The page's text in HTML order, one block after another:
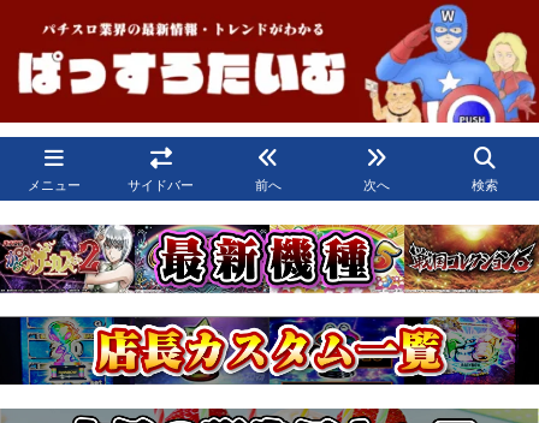
メニュー サイドバー 前へ 次へ 検索